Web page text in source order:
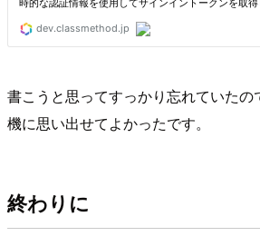
書こうと思ってすっかり忘れていたの
機に思い出せてよかったです。
終わりに